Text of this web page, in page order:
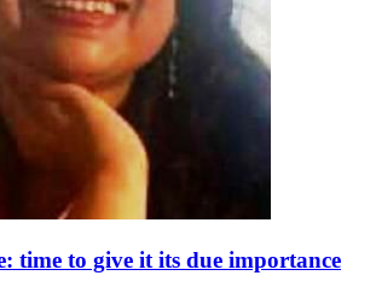
time to give it its due importance